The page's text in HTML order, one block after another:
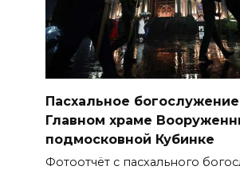
Пасхальное
Главном храме
подмосковной Кубинке
Фотоотчёт с пасхального